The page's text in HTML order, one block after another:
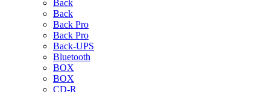
Back
Back
Back Pro
Back Pro
Back-UPS
Bluetooth
BOX
BOX
CD-R